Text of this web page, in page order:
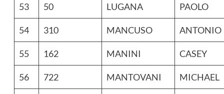
53 50 LUGANA PAOLO
54 310 MANCUSO ANTONIO
55 162 MANINI CASEY
56 722 MANTOVANI MICHAEL